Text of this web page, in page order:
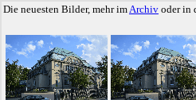
Die neuesten Bilder, mehr imArchiv oder in